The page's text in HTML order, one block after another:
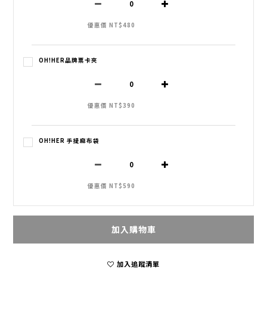
優惠價 NT$480
OH!HER品牌票卡夾
優惠價 NT$390
OH!HER 手提麻布袋
優惠價 NT$590
加入購物車
加入追蹤清單